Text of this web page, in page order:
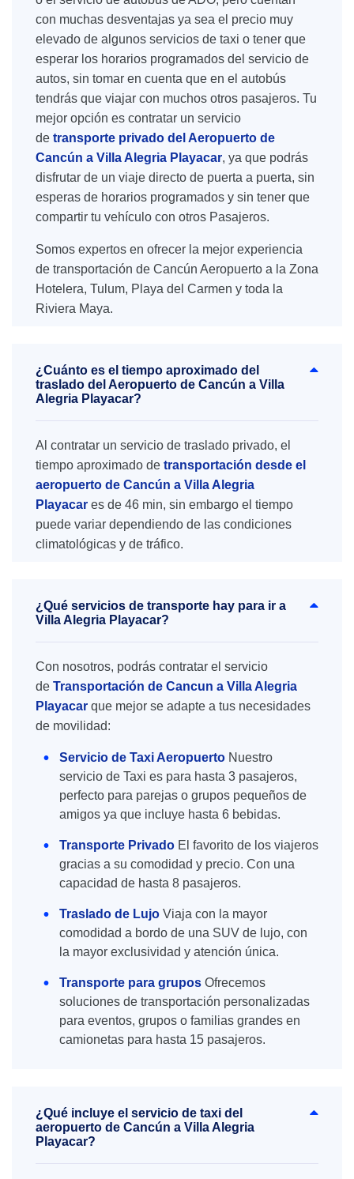
con muchas desventajas ya sea el precio muy
elevado de algunos servicios de taxi o tener que
esperar los horarios programados del servicio de
autos, sin tomar en cuenta que en el autobús
tendrás que viajar con muchos otros pasajeros. Tu
mejor opción es contratar un servicio
de transporte privado del Aeropuerto de
Cancún a Villa Alegria Playacar, ya que podrás
disfrutar de un viaje directo de puerta a puerta, sin
esperas de horarios programados y sin tener que
compartir tu vehículo con otros Pasajeros.
Somos expertos en ofrecer la mejor experiencia
de transportación de Cancún Aeropuerto a la Zona
Hotelera, Tulum, Playa del Carmen y toda la
Riviera Maya.
¿Cuánto es el tiempo aproximado del
traslado del Aeropuerto de Cancún a Villa
Alegria Playacar?
Al contratar un servicio de traslado privado, el
tiempo aproximado de transportación desde el
aeropuerto de Cancún a Villa Alegria
Playacar es de 46 min, sin embargo el tiempo
puede variar dependiendo de las condiciones
climatológicas y de tráfico.
¿Qué servicios de transporte hay para ir a
Villa Alegria Playacar?
Con nosotros, podrás contratar el servicio
de Transportación de Cancun a Villa Alegria
Playacar que mejor se adapte a tus necesidades
de movilidad:
Servicio de Taxi Aeropuerto Nuestro
servicio de Taxi es para hasta 3 pasajeros,
perfecto para parejas o grupos pequeños de
amigos ya que incluye hasta 6 bebidas.
Transporte Privado El favorito de los viajeros
gracias a su comodidad y precio. Con una
capacidad de hasta 8 pasajeros.
Traslado de Lujo Viaja con la mayor
comodidad a bordo de una SUV de lujo, con
la mayor exclusividad y atención única.
Transporte para grupos Ofrecemos
soluciones de transportación personalizadas
para eventos, grupos o familias grandes en
camionetas para hasta 15 pasajeros.
¿Qué incluye el servicio de taxi del
aeropuerto de Cancún a Villa Alegria
Playacar?